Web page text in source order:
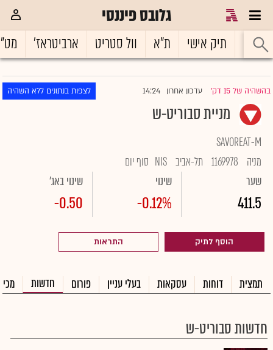
גלובס פיננסי
ראשי תיק אישי ת"א וול סטריט ארביטראז'
בהשהיה של 15 דק' |עדכון אחרון 14:24 לצפות בנתונים ללא השהיה
מניית סבוריט-ש
SAVOREAT-M
מניה
1169978 תל-אביב NIS סוף יום
שער
411.5
שינוי
-0.12%
שינוי באג'
-0.50
הוסף לתיק התראות
תמצית דוחות עסקאות בעלי עניין פורום חדשות
חדשות סבוריט-ש